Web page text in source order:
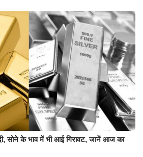
सोने के भाव में भी आई गिरावट, जानें आज का